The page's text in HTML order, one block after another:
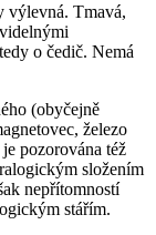
výlevná. Tmavá,
o čedič. Nemá
(obyčejně
železo
pozorována též
složením
nepřítomností
stářím.